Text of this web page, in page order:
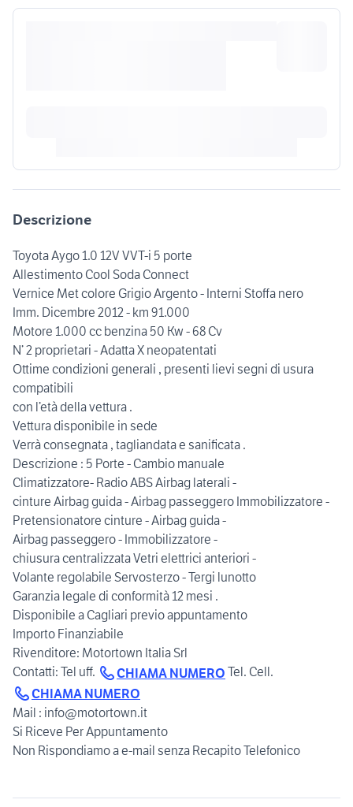
Descrizione
Toyota Aygo 1.0 12V VVT-i 5 porte
Allestimento Cool Soda Connect
Vernice Met colore Grigio Argento - Interni Stoffa nero
Imm. Dicembre 2012 - km 91.000
Motore 1.000 cc benzina 50 Kw - 68 Cv
N’ 2 proprietari - Adatta X neopatentati
Ottime condizioni generali , presenti lievi segni di usura
compatibili
con l’età della vettura .
Vettura disponibile in sede
Verrà consegnata , tagliandata e sanificata .
Descrizione : 5 Porte - Cambio manuale
Climatizzatore- Radio ABS Airbag laterali -
cinture Airbag guida - Airbag passeggero Immobilizzatore -
Pretensionatore cinture - Airbag guida -
Airbag passeggero - Immobilizzatore -
chiusura centralizzata Vetri elettrici anteriori -
Volante regolabile Servosterzo - Tergi lunotto
Garanzia legale di conformità 12 mesi .
Disponibile a Cagliari previo appuntamento
Importo Finanziabile
Rivenditore: Motortown Italia Srl
Contatti: Tel uff.
CHIAMA NUMERO Tel. Cell.
CHIAMA NUMERO
Mail : info@motortown.it
Si Riceve Per Appuntamento
Non Rispondiamo a e-mail senza Recapito Telefonico